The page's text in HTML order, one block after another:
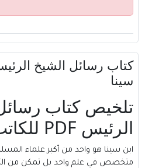
سينا
تلخيص كتاب
الرئيس PDF للكاتب ابن سينا
ابن سينا هو واحد من أكبر علماء
متخصص في علم واحد بل تمكن من